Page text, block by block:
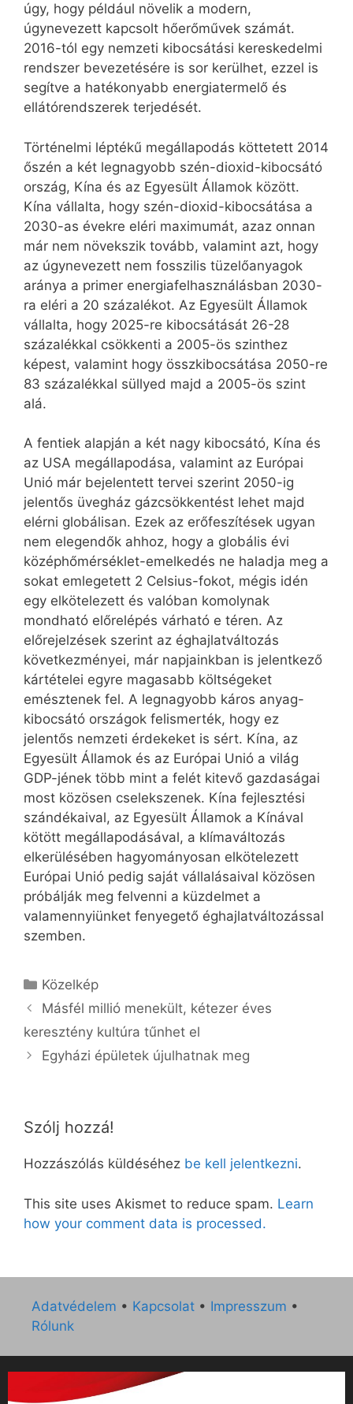
úgy, hogy például növelik a modern,
úgynevezett kapcsolt hőerőművek számát.
2016-tól egy nemzeti kibocsátási kereskedelmi
rendszer bevezetésére is sor kerülhet, ezzel is
segítve a hatékonyabb energiatermelő és
ellátórendszerek terjedését.
Történelmi léptékű megállapodás köttetett 2014
őszén a két legnagyobb szén-dioxid-kibocsátó
ország, Kína és az Egyesült Államok között.
Kína vállalta, hogy szén-dioxid-kibocsátása a
2030-as évekre eléri maximumát, azaz onnan
már nem növekszik tovább, valamint azt, hogy
az úgynevezett nem fosszilis tüzelőanyagok
aránya a primer energiafelhasználásban 2030-
ra eléri a 20 százalékot. Az Egyesült Államok
vállalta, hogy 2025-re kibocsátását 26-28
százalékkal csökkenti a 2005-ös szinthez
képest, valamint hogy összkibocsátása 2050-re
83 százalékkal süllyed majd a 2005-ös szint
alá.
A fentiek alapján a két nagy kibocsátó, Kína és
az USA megállapodása, valamint az Európai
Unió már bejelentett tervei szerint 2050-ig
jelentős üvegház gázcsökkentést lehet majd
elérni globálisan. Ezek az erőfeszítések ugyan
nem elegendők ahhoz, hogy a globális évi
középhőmérséklet-emelkedés ne haladja meg a
sokat emlegetett 2 Celsius-fokot, mégis idén
egy elkötelezett és valóban komolynak
mondható előrelépés várható e téren. Az
előrejelzések szerint az éghajlatváltozás
következményei, már napjainkban is jelentkező
kártételei egyre magasabb költségeket
emésztenek fel. A legnagyobb káros anyag-
kibocsátó országok felismerték, hogy ez
jelentős nemzeti érdekeket is sért. Kína, az
Egyesült Államok és az Európai Unió a világ
GDP-jének több mint a felét kitevő gazdaságai
most közösen cselekszenek. Kína fejlesztési
szándékaival, az Egyesült Államok a Kínával
kötött megállapodásával, a klímaváltozás
elkerülésében hagyományosan elkötelezett
Európai Unió pedig saját vállalásaival közösen
próbálják meg felvenni a küzdelmet a
valamennyiünket fenyegető éghajlatváltozással
szemben.
Kategória
Közelkép
Másfél millió menekült, kétezer éves
keresztény kultúra tűnhet el
Egyházi épületek újulhatnak meg
Szólj hozzá!
Hozzászólás küldéséhez be kell jelentkezni.
This site uses Akismet to reduce spam. Learn
how your comment data is processed.
Adatvédelem • Kapcsolat • Impresszum •
Rólunk